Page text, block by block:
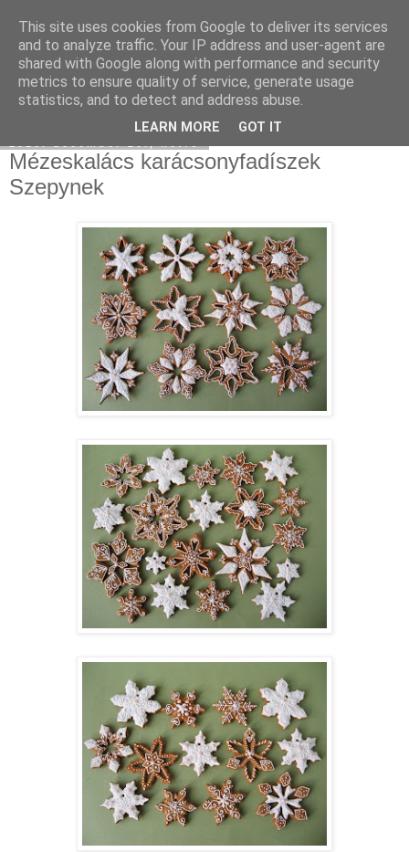
Moha Konyha
Mézeskalács karácsonyfadíszek
Szepynek
This site uses cookies from Google to deliver its services
and to analyze traffic. Your IP address and user-agent are
shared with Google along with performance and security
metrics to ensure quality of service, generate usage
statistics, and to detect and address abuse.
LEARN MORE GOT IT